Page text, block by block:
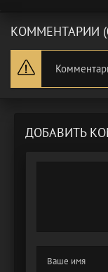
КОММЕНТАРИИ
ДОБАВИТЬ